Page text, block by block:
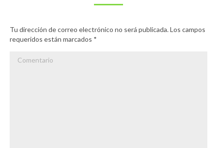
Tu dirección de correo electrónico no será publicada. Los campos
requeridos están marcados *
Comentario